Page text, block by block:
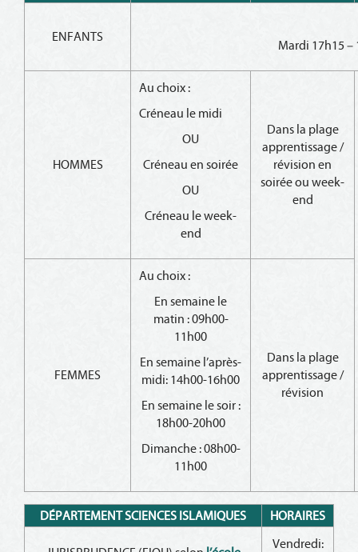
ENFANTS
Mardi 17h15 –
HOMMES
Au choix :
Créneau le midi
OU
Créneau en soirée
OU
Créneau le week-
end
Dans la plage
apprentissage /
révision en
soirée ou week-
end
FEMMES
Au choix :
En semaine le
matin : 09h00-
11h00
En semaine l’après-
midi: 14h00-16h00
En semaine le soir :
18h00-20h00
Dimanche : 08h00-
11h00
Dans la plage
apprentissage /
révision
DÉPARTEMENT SCIENCES ISLAMIQUES HORAIRES
Vendredi: